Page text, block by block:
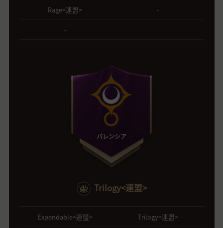
Rage<連盟> -
-
バレンシア
Trilogy<連盟>
Expendable<連盟> Trilogy<連盟>